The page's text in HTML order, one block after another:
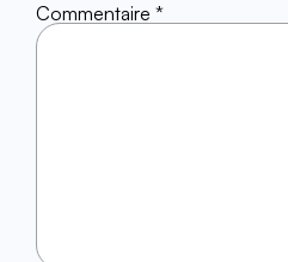
Commentaire *